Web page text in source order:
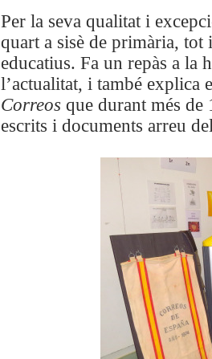
Per la seva qualitat i
quart a sisè de primària, tot
educatius. Fa un repàs a la
l’actualitat, i també explica
Correos que durant més de
escrits i documents arreu